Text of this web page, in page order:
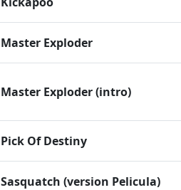
Master Exploder
Master Exploder (intro)
Pick Of Destiny
Sasquatch (version Pelicula)